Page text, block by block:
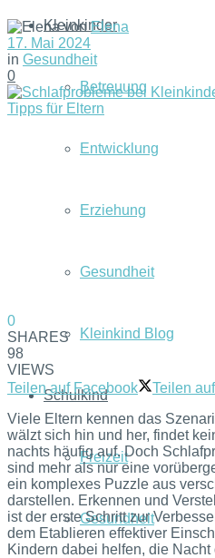
Kleinkinder
Betreuung
Entwicklung
Erziehung
Gesundheit
Kleinkind Blog
Schulkind
Freizeit
Gesundheit
von Elena
17. Mai 2024
in Gesundheit
0
0
SHARES
98
VIEWS
Teilen auf Facebook
Teilen
Viele Eltern kennen das
wälzt sich hin und her, findet
nachts häufig auf. Doch
sind mehr als nur eine
ein komplexes Puzzle aus
darstellen. Erkennen und
ist der erste Schritt zur
dem Etablieren effektiver
Kindern dabei helfen, die